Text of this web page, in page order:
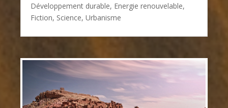
Développement durable, Energie renouvelable,
Fiction, Science, Urbanisme